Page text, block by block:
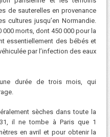
de sauterelles en provenance
cultures jusqu’en Normandie.
morts, dont 450 000 pour la
essentiellement des bébés et
par l’infection des eaux
durée de trois mois, qui
sèches dans toute la
il ne tombe à Paris que 1
en avril et pour obtenir la